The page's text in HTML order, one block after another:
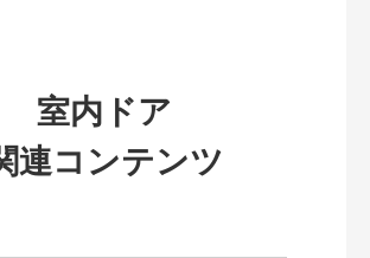
室内ドア
連コンテンツ